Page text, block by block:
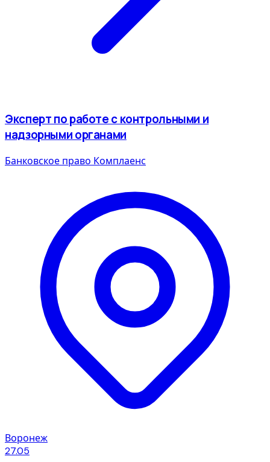
Эксперт по работе с контрольными и
надзорными органами
Банковское право Комплаенс
Воронеж
27.05